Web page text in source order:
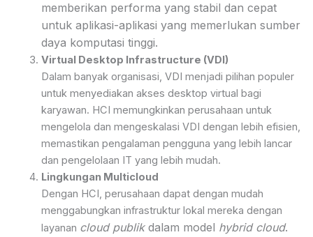
memberikan performa yang stabil dan cepat
untuk aplikasi-aplikasi yang memerlukan sumber
daya komputasi tinggi.
Virtual Desktop Infrastructure (VDI)
Dalam banyak organisasi, VDI menjadi pilihan populer
untuk menyediakan akses desktop virtual bagi
karyawan. HCI memungkinkan perusahaan untuk
mengelola dan mengeskalasi VDI dengan lebih efisien,
memastikan pengalaman pengguna yang lebih lancar
dan pengelolaan IT yang lebih mudah.
Lingkungan Multicloud
Dengan HCI, perusahaan dapat dengan mudah
menggabungkan infrastruktur lokal mereka dengan
layanan cloud publikdalam model hybrid cloud.